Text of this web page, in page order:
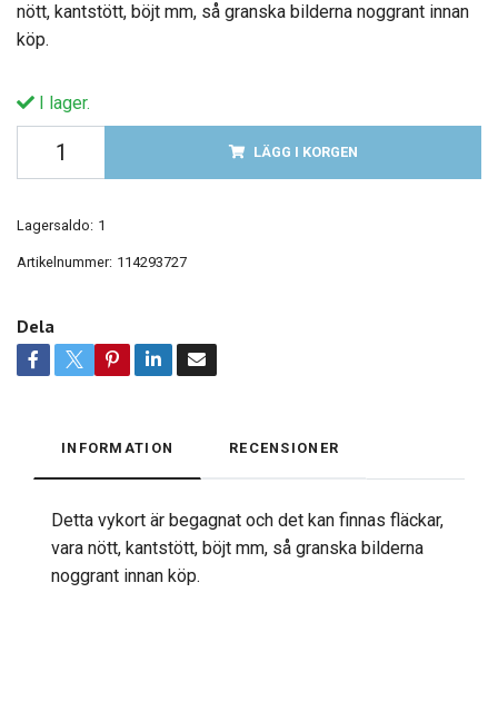
nött, kantstött, böjt mm, så granska bilderna noggrant innan
köp.
I lager.
LÄGG I KORGEN
Lagersaldo: 1
Artikelnummer: 114293727
Dela
INFORMATION RECENSIONER
Detta vykort är begagnat och det kan finnas fläckar,
vara nött, kantstött, böjt mm, så granska bilderna
noggrant innan köp.